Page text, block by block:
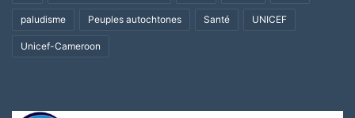
paludisme Peuples autochtones Santé UNICEF
Unicef-Cameroon